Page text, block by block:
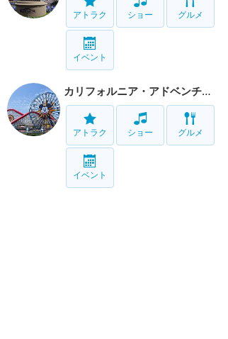
アトラク ショー グルメ
イベント
カリフォルニア・アドベンチャー
アトラク ショー グルメ
イベント